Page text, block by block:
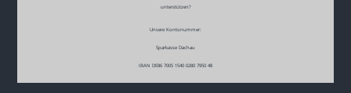
unterstützen?
Unsere Kontonummer:
Sparkasse Dachau
IBAN DE86 7005 1540 0280 7950 48